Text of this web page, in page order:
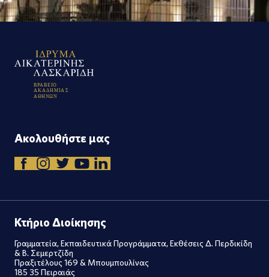
ΒΡΑΒΕΙΟ
ΑΚΑΔΗΜΙΑ Σ
Α ΘΗΝΩΝ
Ακολουθήστε μας
Κτήριο Διοίκησης
Γραμματεία, Εκπαιδευτικά Προγράμματα, Εκθέσεις Δ. Περδικίδη
& Β. Σεμερτζίδη
Πραξιτέλους 169 & Μπουμπουλίνας
185 35 Πειραιάς